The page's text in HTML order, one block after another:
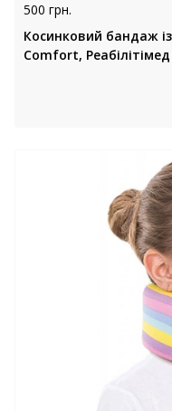
500 грн.
Косинковий бандаж
Comfort,